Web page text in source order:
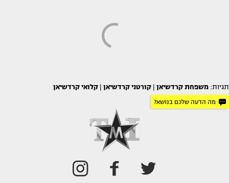
תגיות: משפחת קרדשיאן קורטני קרדשיאן קלואי קרדשיאן
מה הדעה שלכם בנושא?